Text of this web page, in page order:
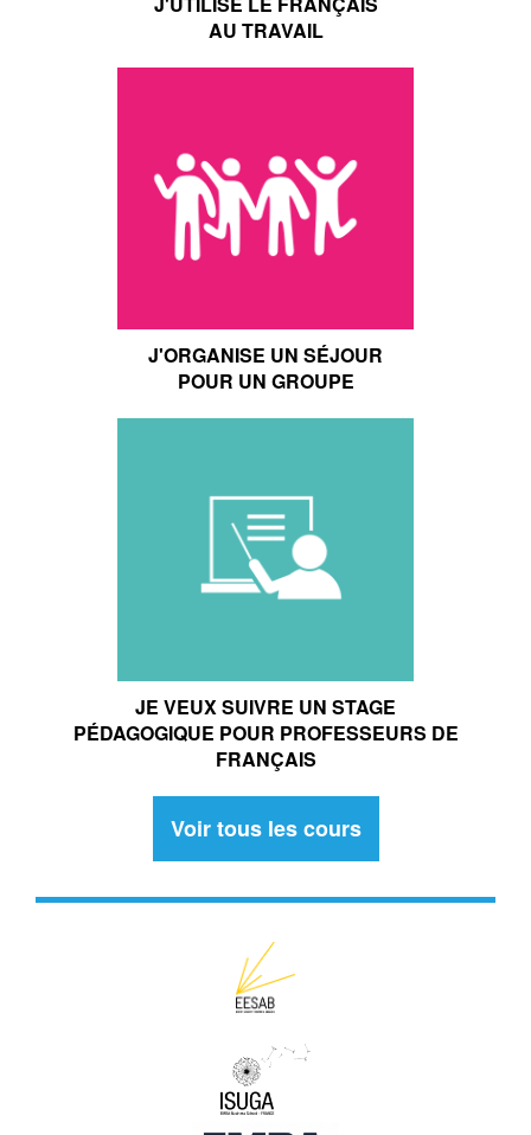
AU TRAVAIL
J'ORGANISE UN SÉJOUR
POUR UN GROUPE
JE VEUX SUIVRE UN STAGE
PÉDAGOGIQUE POUR PROFESSEURS DE
FRANÇAIS
Voir tous les cours